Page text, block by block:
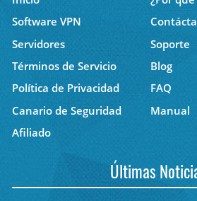
Software VPN
Servidores
Soporte
Términos de Servicio
Blog
Política de Privacidad
FAQ
Canario de Seguridad
Manual
Afiliado
Últimas